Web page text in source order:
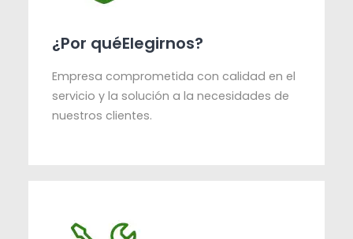
¿Por quéElegirnos?
Empresa comprometida con calidad en el
servicio y la solución a la necesidades de
nuestros clientes.